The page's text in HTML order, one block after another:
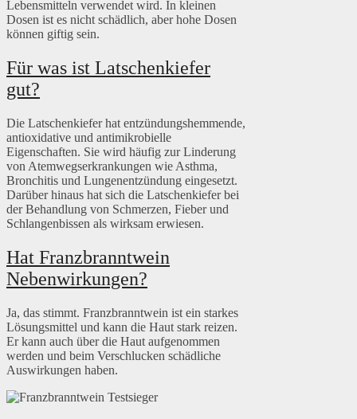
Lebensmitteln verwendet wird. In kleinen
Dosen ist es nicht schädlich, aber hohe Dosen
können giftig sein.
Für was ist Latschenkiefer
gut?
Die Latschenkiefer hat entzündungshemmende,
antioxidative und antimikrobielle
Eigenschaften. Sie wird häufig zur Linderung
von Atemwegserkrankungen wie Asthma,
Bronchitis und Lungenentzündung eingesetzt.
Darüber hinaus hat sich die Latschenkiefer bei
der Behandlung von Schmerzen, Fieber und
Schlangenbissen als wirksam erwiesen.
Hat Franzbranntwein
Nebenwirkungen?
Ja, das stimmt. Franzbranntwein ist ein starkes
Lösungsmittel und kann die Haut stark reizen.
Er kann auch über die Haut aufgenommen
werden und beim Verschlucken schädliche
Auswirkungen haben.